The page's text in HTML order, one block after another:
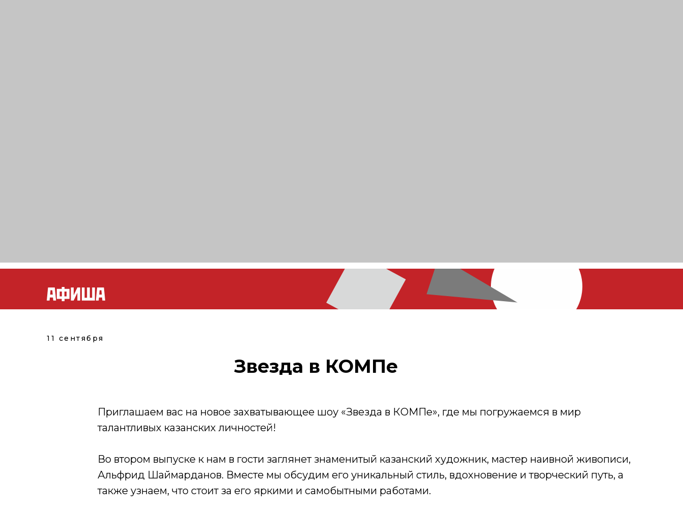
11 сентября
Звезда в КОМПе
Приглашаем вас на новое захватывающее шоу «Звезда в КОМПе», где мы погружаемся в мир
талантливых казанских личностей!
Во втором выпуске к нам в гости заглянет знаменитый казанский художник, мастер наивной живописи,
Альфрид Шаймарданов. Вместе мы обсудим его уникальный стиль, вдохновение и творческий путь, а
также узнаем, что стоит за его яркими и самобытными работами.